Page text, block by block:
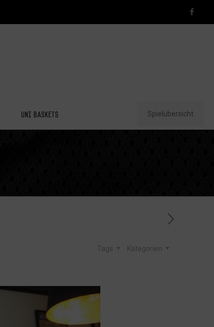
Uni Baskets Spielübersicht
Kategorien
Tags